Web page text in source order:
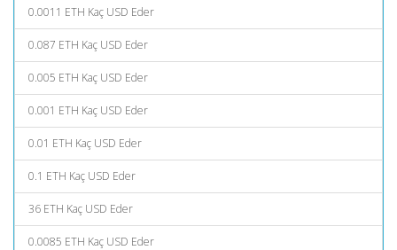
0.0011 ETH Kaç USD Eder
0.087 ETH Kaç USD Eder
0.005 ETH Kaç USD Eder
0.001 ETH Kaç USD Eder
0.01 ETH Kaç USD Eder
0.1 ETH Kaç USD Eder
36 ETH Kaç USD Eder
0.0085 ETH Kaç USD Eder